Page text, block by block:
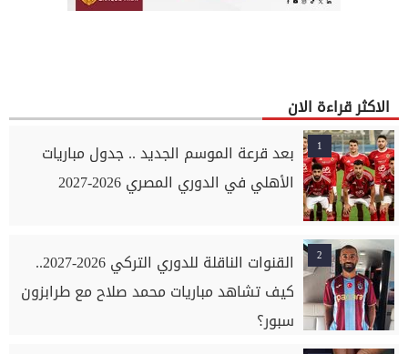
الاكثر قراءة الان
1
بعد قرعة الموسم الجديد .. جدول مباريات
الأهلي في الدوري المصري 2026-2027
2
القنوات الناقلة للدوري التركي 2026-2027..
كيف تشاهد مباريات محمد صلاح مع طرابزون
سبور؟